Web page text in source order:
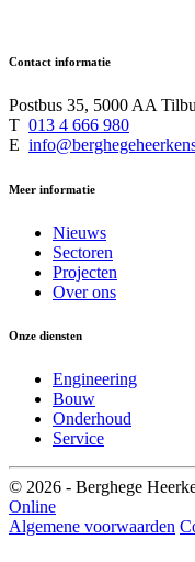
Contact informatie
Postbus 35, 5000 AA
T 013 4 666 980
E
Meer informatie
Nieuws
Sectoren
Projecten
Over ons
Onze diensten
Engineering
Bouw
Onderhoud
Service
© 2026 - Berghege
Online
Algemene voorwaarden